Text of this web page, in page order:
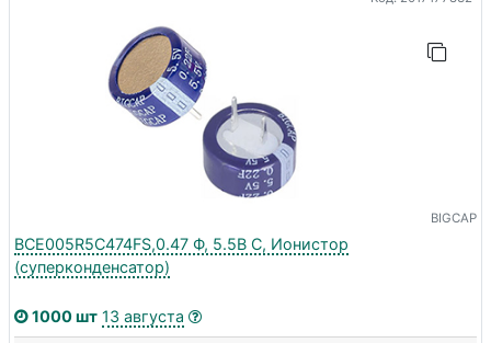
BIGCAP
BCE005R5C474FS,0.47 Ф, 5.5В С, Ионистор
(суперконденсатор)
1000 шт 13 августа